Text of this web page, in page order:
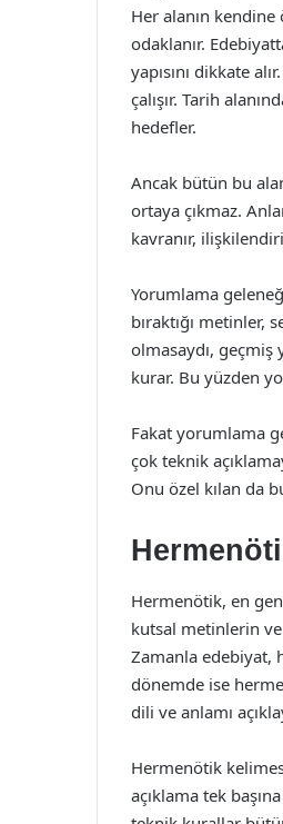
Her alanın
odaklanır.
yapısını dikkate
çalışır. Tarih
hedefler.
Ancak bütün bu
ortaya çıkmaz.
kavranır,
Yorumlama
bıraktığı
olmasaydı, geçmiş
kurar. Bu yüzden
Fakat yorumlama
çok teknik
Onu özel kılan da
Hermenötik, en
kutsal metinlerin
Zamanla edebiyat,
dönemde ise
dili ve anlamı
Hermenötik
açıklama tek